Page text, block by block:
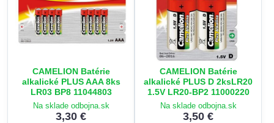
CAMELION Batérie
alkalické PLUS AAA 8ks
LR03 BP8 11044803
Na sklade odbojna.sk
3,30 €
CAMELION Batérie
alkalické PLUS D 2ksLR20
1.5V LR20-BP2 11000220
Na sklade odbojna.sk
3,50 €